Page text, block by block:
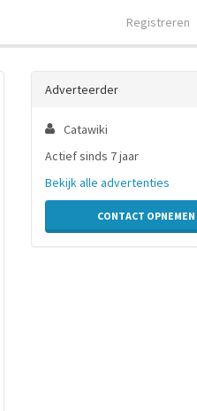
Registreren
Adverteerder
Catawiki
Actief sinds 7 jaar
Bekijk alle advertenties
CONTACT OPNEMEN